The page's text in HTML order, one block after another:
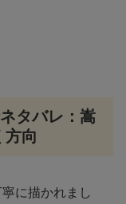
タバレ：嵩
方向
に描かれまし